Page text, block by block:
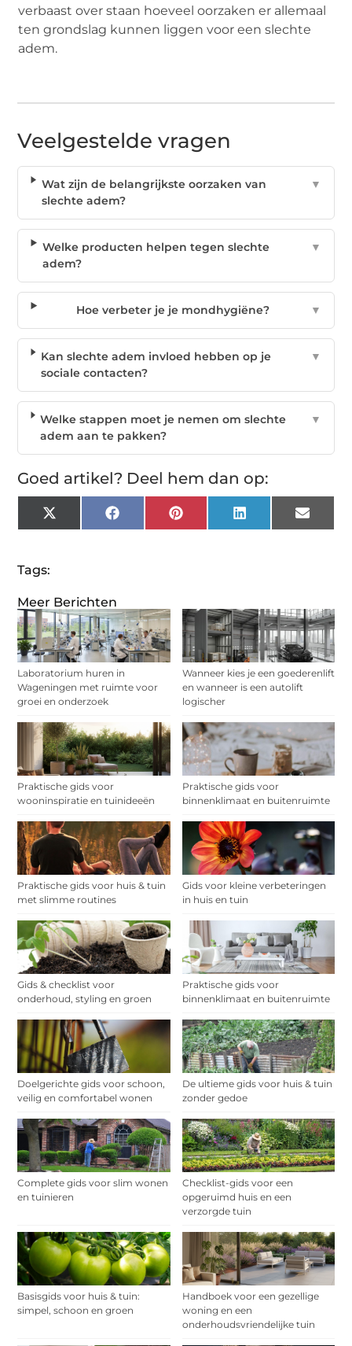
Meer Berichten
Laboratorium huren in
Wageningen met ruimte voor
groei en onderzoek
Wanneer kies je een goederenlift
en wanneer is een autolift
logischer
Praktische gids voor
wooninspiratie en tuinideeën
Praktische gids voor
binnenklimaat en buitenruimte
Praktische gids voor huis & tuin
met slimme routines
Gids voor kleine verbeteringen
in huis en tuin
Gids & checklist voor
onderhoud, styling en groen
Praktische gids voor
binnenklimaat en buitenruimte
Doelgerichte gids voor schoon,
veilig en comfortabel wonen
De ultieme gids voor huis & tuin
zonder gedoe
Complete gids voor slim wonen
en tuinieren
Checklist-gids voor een
opgeruimd huis en een
verzorgde tuin
Basisgids voor huis & tuin:
simpel, schoon en groen
Handboek voor een gezellige
woning en een
onderhoudsvriendelijke tuin
verbaast over staan hoeveel oorzaken er allemaal
ten grondslag kunnen liggen voor een slechte
adem.
Veelgestelde vragen
Wat zijn de belangrijkste oorzaken van
slechte adem?
▼
Welke producten helpen tegen slechte
adem?
▼
Hoe verbeter je je mondhygiëne? ▼
Kan slechte adem invloed hebben op je
sociale contacten?
▼
Welke stappen moet je nemen om slechte
adem aan te pakken?
▼
Goed artikel? Deel hem dan op:
X
(Twitter)
Facebook Pinterest LinkedIn Email
Tags: